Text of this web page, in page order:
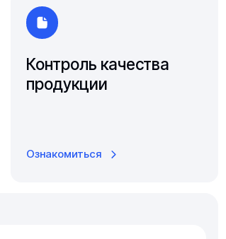
Контроль качества
продукции
Ознакомиться